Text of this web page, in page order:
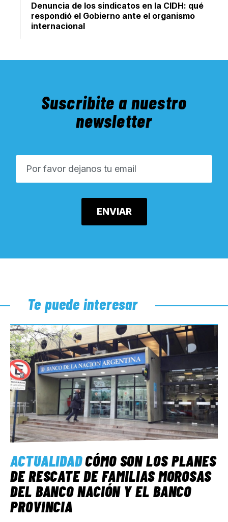
Denuncia de los sindicatos en la CIDH: qué
respondió el Gobierno ante el organismo
internacional
Suscribite a nuestro
newsletter
Te puede interesar
ACTUALIDADCÓMO SON LOS PLANES
DE RESCATE DE FAMILIAS MOROSAS
DEL BANCO NACIÓN Y EL BANCO
PROVINCIA